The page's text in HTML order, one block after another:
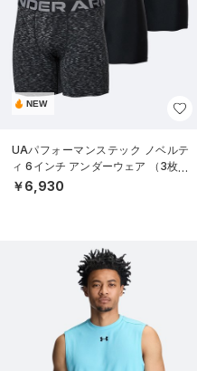
NEW
UAパフォーマンステック ノベルテ
ィ 6インチ アンダーウェア （3枚セ
ット）（トレーニング/MEN）
￥6,930